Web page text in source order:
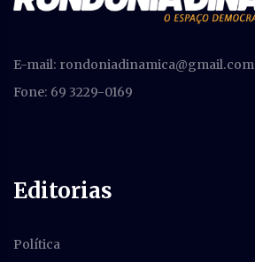
E-mail: rondoniadinamica@gmail.com
Fone: 69 3229-0169
Editorias
Política